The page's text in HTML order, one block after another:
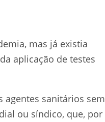
mas já existia
aplicação de testes
agentes sanitários sem
ou síndico, que, por